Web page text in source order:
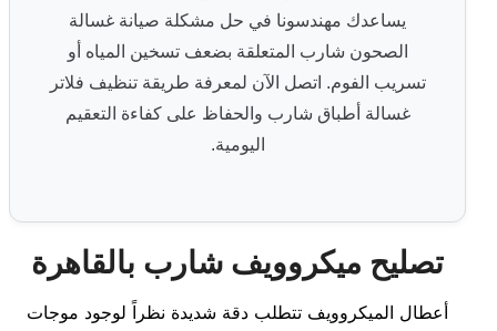
يساعدك مهندسونا في حل مشكلة صيانة غسالة
الصحون شارب المتعلقة بضعف تسخين المياه أو
تسريب الفوم. اتصل الآن لمعرفة طريقة تنظيف فلاتر
غسالة أطباق شارب والحفاظ على كفاءة التعقيم
اليومية.
تصليح ميكروويف شارب بالقاهرة
أعطال الميكروويف تتطلب دقة شديدة نظراً لوجود موجات